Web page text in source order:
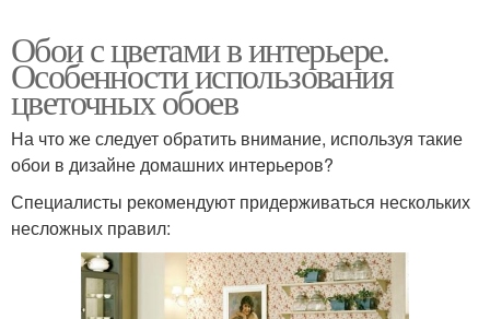
Обои с цветами в интерьере.
Особенности использования
цветочных обоев
На что же следует обратить внимание, используя такие
обои в дизайне домашних интерьеров?
Специалисты рекомендуют придерживаться нескольких
несложных правил: